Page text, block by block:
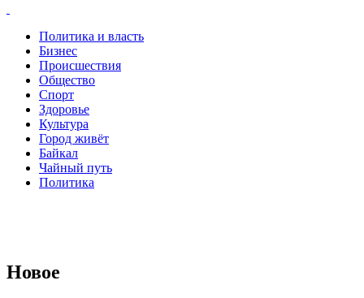
Политика и власть
Бизнес
Происшествия
Общество
Cпорт
Здоровье
Культура
Город живёт
Байкал
Чайный путь
Политика
Новое